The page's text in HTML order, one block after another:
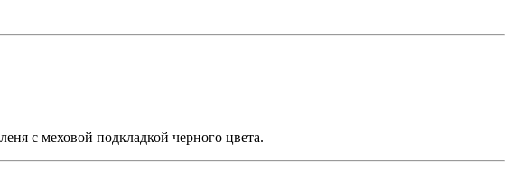
с меховой подкладкой черного цвета.